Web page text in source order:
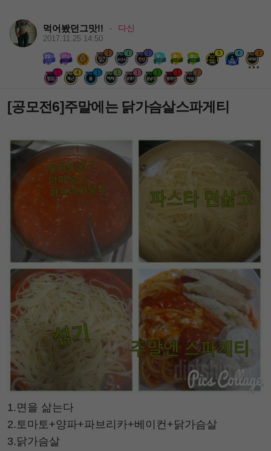
먹어봤던그맛!! · 다신
2017.11.25 14:50
1 1 1 5 6 1
1 4 1 1 1 1 1 2
[공모전6]주말에는 닭가슴살스파게티
1.면을 삶는다
2.토마토+양파+파브리카+베이컨+닭가슴살
3.닭가슴살